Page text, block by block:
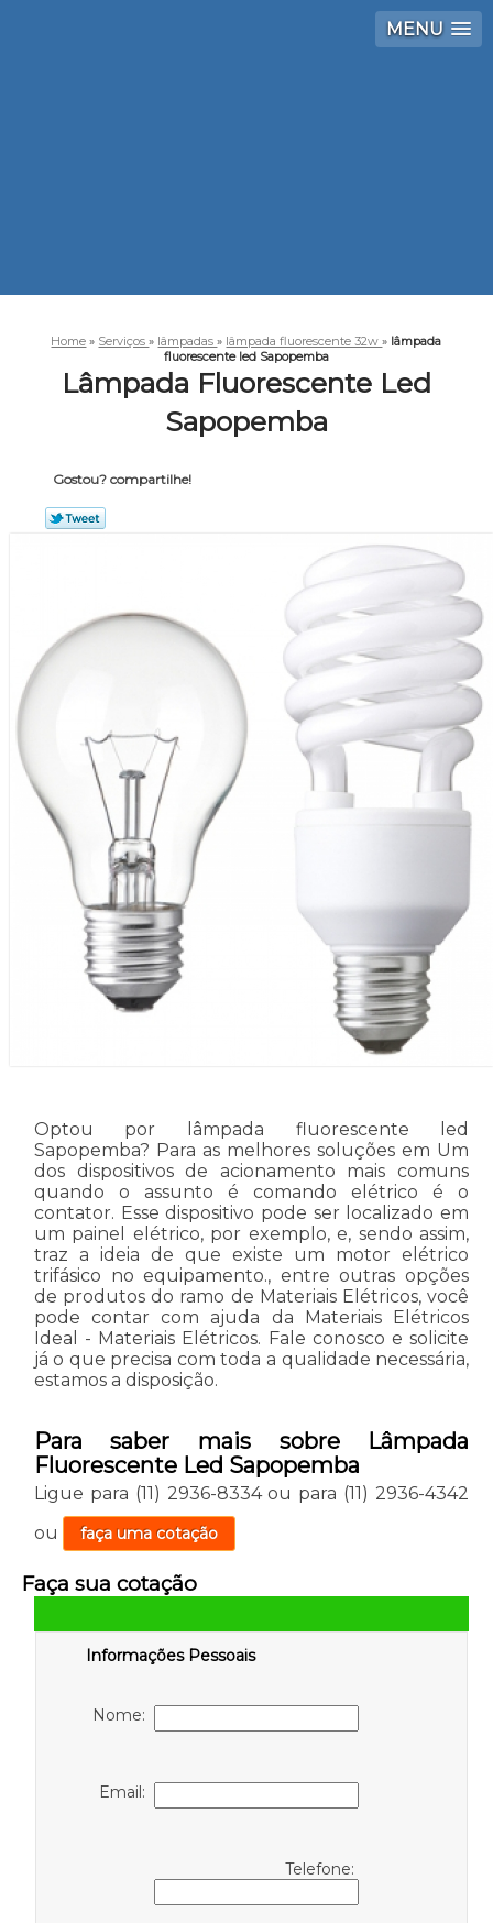
MENU
Home » Serviços» lâmpadas» lâmpada fluorescente 32w» lâmpada
fluorescente led Sapopemba
Lâmpada Fluorescente Led
Sapopemba
Gostou? compartilhe!
Optou por lâmpada fluorescente led
Sapopemba? Para as melhores soluções em Um
dos dispositivos de acionamento mais comuns
quando o assunto é comando elétrico é o
contator. Esse dispositivo pode ser localizado em
um painel elétrico, por exemplo, e, sendo assim,
traz a ideia de que existe um motor elétrico
trifásico no equipamento., entre outras opções
de produtos do ramo de Materiais Elétricos, você
pode contar com ajuda da Materiais Elétricos
Ideal - Materiais Elétricos. Fale conosco e solicite
já o que precisa com toda a qualidade necessária,
estamos a disposição.
Para saber mais sobre Lâmpada
Fluorescente Led Sapopemba
Ligue para (11) 2936-8334ou para (11) 2936-4342
ou
faça uma cotação
Faça sua cotação
Informações Pessoais
Nome:
Email:
Telefone: